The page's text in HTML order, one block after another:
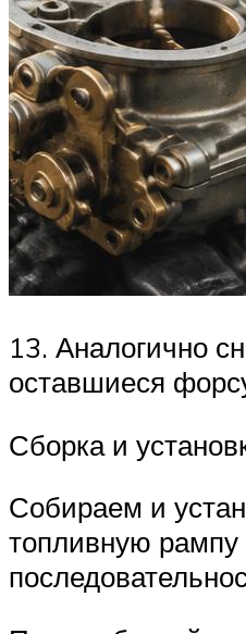
13. Аналогично
оставшиеся
Сборка и
Собираем и
топливную рампу